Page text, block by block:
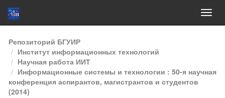
Skip
navigation
Репозиторий БГУИР
Институт информационных технологий
Научная работа ИИТ
Информационные системы и технологии : 50-я научная
конференция аспирантов, магистрантов и студентов
(2014)